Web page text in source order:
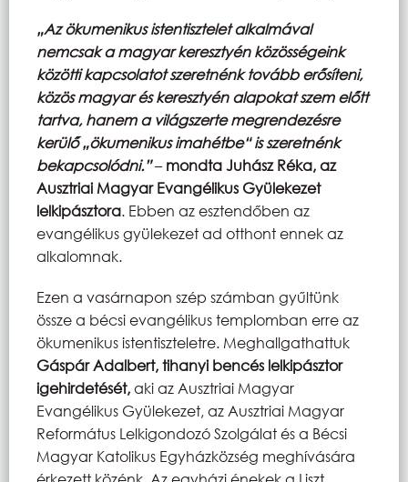
„Az ökumenikus istentisztelet alkalmával
nemcsak a magyar keresztyén közösségeink
közötti kapcsolatot szeretnénk tovább erősíteni,
közös magyar és keresztyén alapokat szem előtt
tartva, hanem a világszerte megrendezésre
kerülő „ökumenikus imahétbe“ is szeretnénk
bekapcsolódni.”– mondta Juhász Réka, az
Ausztriai Magyar Evangélikus Gyülekezet
lelkipásztora. Ebben az esztendőben az
evangélikus gyülekezet ad otthont ennek az
alkalomnak.
Ezen a vasárnapon szép számban gyűltünk
össze a bécsi evangélikus templomban erre az
ökumenikus istentiszteletre. Meghallgathattuk
Gáspár Adalbert, tihanyi bencés lelkipásztor
igehirdetését,aki az Ausztriai Magyar
Evangélikus Gyülekezet, az Ausztriai Magyar
Református Lelkigondozó Szolgálat és a Bécsi
Magyar Katolikus Egyházközség meghívására